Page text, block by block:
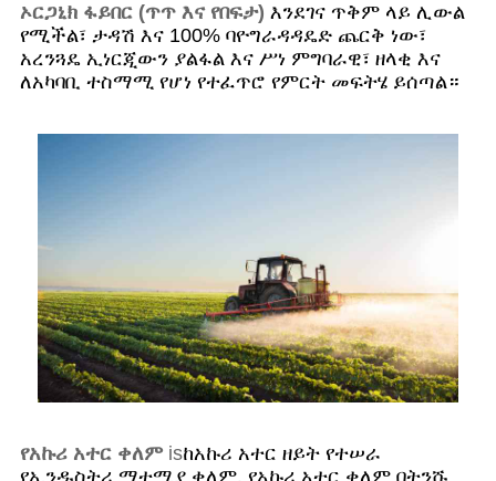
ኦርጋኒክ ፋይበር (ጥጥ እና የበፍታ) እንደገና ጥቅም ላይ ሊውል
የሚችል፣ ታዳሽ እና 100% ባዮግራዳዳዴድ ጨርቅ ነው፣
አረንጓዴ ኢነርጂውን ያልፋል እና ሥነ ምግባራዊ፣ ዘላቂ እና
ለአካባቢ ተስማሚ የሆነ የተፈጥሮ የምርት መፍትሄ ይሰጣል።
የአኩሪ አተር ቀለም isከአኩሪ አተር ዘይት የተሠራ